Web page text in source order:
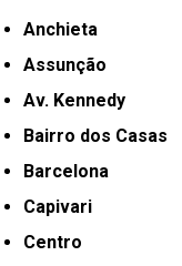
Anchieta
Assunção
Av. Kennedy
Bairro dos Casas
Barcelona
Capivari
Centro